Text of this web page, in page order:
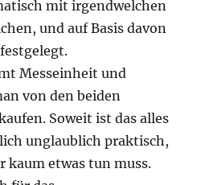
mit irgendwelchen
und auf Basis davon
Messeinheit und
von den beiden
Soweit ist das alles
unglaublich praktisch,
kaum etwas tun muss.